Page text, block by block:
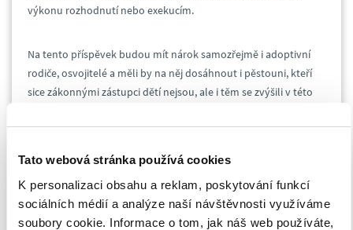
Tato webová stránka používá cookies
K personalizaci obsahu a reklam, poskytování funkcí
sociálních médií a analýze naší návštěvnosti využíváme
soubory cookie. Informace o tom, jak náš web používáte,
výkonu rozhodnutí nebo exekucím.
Na tento příspěvek budou mít nárok samozřejmě i adoptivní
rodiče, osvojitelé a měli by na něj dosáhnout i pěstouni, kteří
sice zákonnými zástupci dětí nejsou, ale i těm se zvýšili v této
Prozatím bylo stanoveno, že příspěvek bude vyplácen všem,
dítě za měsíc červen, aniž by si o něj museli požádat, přičemž
vyplácet ho bude krajský úřad práce.